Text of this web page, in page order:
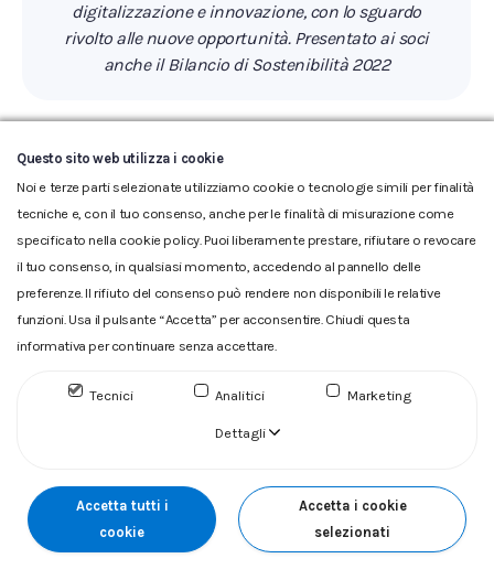
digitalizzazione e innovazione, con lo sguardo
rivolto alle nuove opportunità. Presentato ai soci
anche il Bilancio di Sostenibilità 2022
Glossario|Privacy|Cookie |Reclamo|Reclamo pdf
Accessibilità|Copyright
ACQUEDOTTO DEL FIORA S.p.A. Numero d'iscrizione e Codice
fiscale 00304790538 (P.IVA) già iscritta al n.10.029 - Capitale
Questo sito web utilizza i cookie
Noi e terze parti selezionate utilizziamo cookie o tecnologie simili per finalità
tecniche e, con il tuo consenso, anche per le finalità di misurazione come
specificato nella cookie policy. Puoi liberamente prestare, rifiutare o revocare
il tuo consenso, in qualsiasi momento, accedendo al pannello delle
preferenze. Il rifiuto del consenso può rendere non disponibili le relative
funzioni. Usa il pulsante “Accetta” per acconsentire. Chiudi questa
informativa per continuare senza accettare.
Tecnici Analitici Marketing
Dettagli
Accetta tutti i
cookie
Accetta i cookie
selezionati